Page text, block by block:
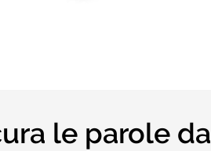
le parole da